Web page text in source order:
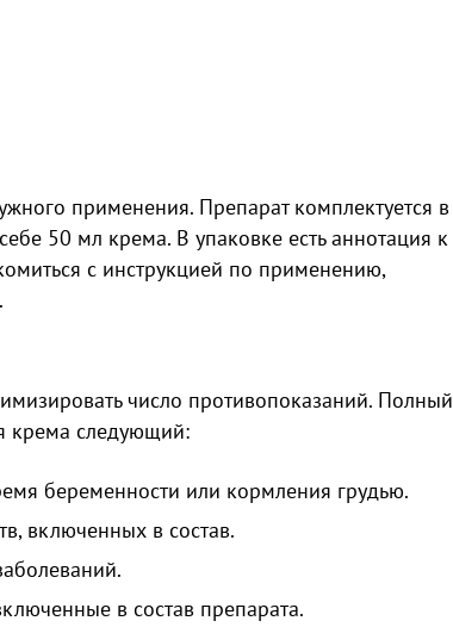
применения. Препарат комплектуется в
50 мл крема. В упаковке есть аннотация к
с инструкцией по применению,
число противопоказаний. Полный
крема следующий:
беременности или кормления грудью.
включенных в состав.
в состав препарата.